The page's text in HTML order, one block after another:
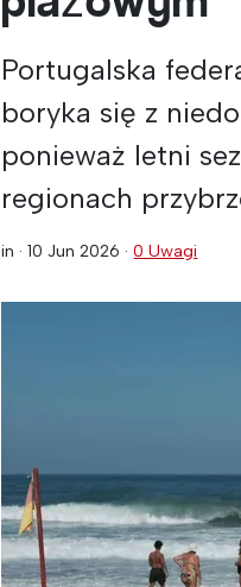
Portugalska
boryka się z
ponieważ letni
regionach
in ·10 Jun 2026 ·0 Uwagi